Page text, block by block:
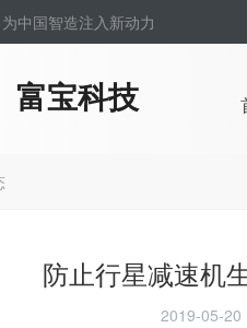
中国智造注入新动力
富宝科技
防止行星减速机
2019-05-